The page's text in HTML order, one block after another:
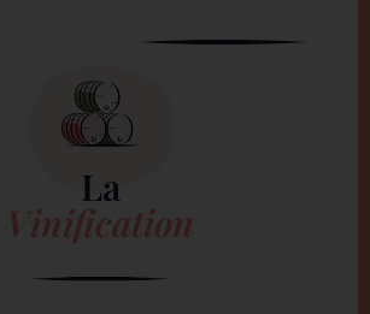
La
Vinification